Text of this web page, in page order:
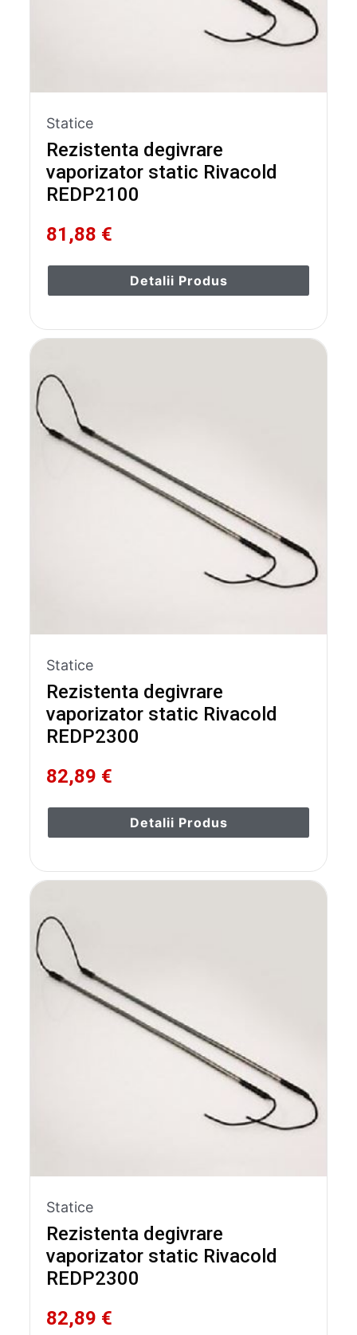
Statice
Rezistenta degivrare
vaporizator static Rivacold
REDP2100
81,88 €
Detalii Produs
Statice
Rezistenta degivrare
vaporizator static Rivacold
REDP2300
82,89 €
Detalii Produs
Statice
Rezistenta degivrare
vaporizator static Rivacold
REDP2300
82,89 €